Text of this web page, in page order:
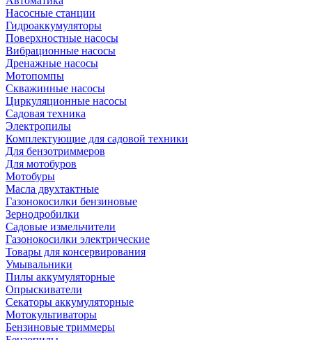
Насосные станции
Гидроаккумуляторы
Поверхностные насосы
Вибрационные насосы
Дренажные насосы
Мотопомпы
Скважинные насосы
Циркуляционные насосы
Садовая техника
Электропилы
Комплектующие для садовой техники
Для бензотриммеров
Для мотобуров
Мотобуры
Масла двухтактные
Газонокосилки бензиновые
Зернодробилки
Садовые измельчители
Газонокосилки электрические
Товары для консервирования
Умывальники
Пилы аккумуляторные
Опрыскиватели
Секаторы аккумуляторные
Мотокультиваторы
Бензиновые триммеры